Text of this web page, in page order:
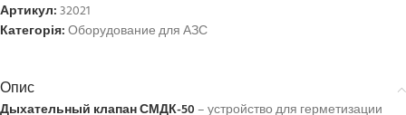
Артикул:32021
Категорія:Оборудование для АЗС
Опис
Дыхательный клапан СМДК-50– устройство для герметизации